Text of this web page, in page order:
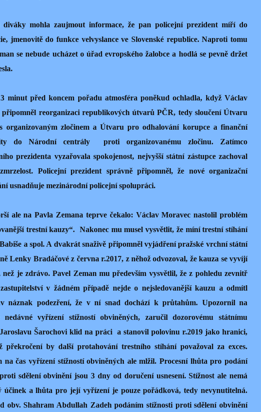
diváky mohla zaujmout informace, že pan policejní prezident míří do
jmenovitě do funkce velvyslance ve Slovenské republice. Naproti tomu
se nebude ucházet o úřad evropského žalobce a hodlá se pevně držet
minut před koncem pořadu atmosféra poněkud ochladla, když Václav
připomněl reorganizaci republikových útvarů PČR, tedy sloučení Útvaru
organizovaným zločinem a Útvaru pro odhalování korupce a finanční
do Národní centrály
proti organizovanému zločinu. Zatímco
prezidenta vyzařovala spokojenost, nejvyšší státní zástupce zachoval
Policejní prezident správně připomněl, že nové organizační
usnadňuje mezinárodní policejní spolupráci.
ale na Pavla Zemana teprve čekalo: Václav Moravec nastolil problém
trestní kauzy“. Nakonec mu musel vysvětlit, že míní trestní stíhání
a spol. A dvakrát snaživě připomněl vyjádření pražské vrchní státní
Lenky Bradáčové z června r.2017, z něhož odvozoval, že kauza se vyvíjí
než je zdrávo. Pavel Zeman mu především vysvětlil, že z pohledu zevnitř
v žádném případě nejde o nejsledovanější kauzu a odmítl
náznak podezření, že v ní snad dochází k průtahům. Upozornil na
nedávné vyřízení stížností obviněných, zaručil dozorovému státnímu
Šarochovi klid na práci a stanovil polovinu r.2019 jako hranici,
překročení by další protahování trestního stíhání považoval za exces.
na čas vyřízení stížností obviněných ale mlžil. Procesní lhůta pro podání
sdělení obvinění jsou 3 dny od doručení usnesení. Stížnost ale nemá
účinek a lhůta pro její vyřízení je pouze pořádková, tedy nevynutitelná.
obv. Shahram Abdullah Zadeh podáním stížnosti proti sdělení obvinění